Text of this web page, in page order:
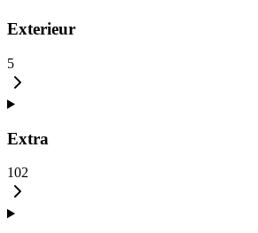
Exterieur
5
Extra
102